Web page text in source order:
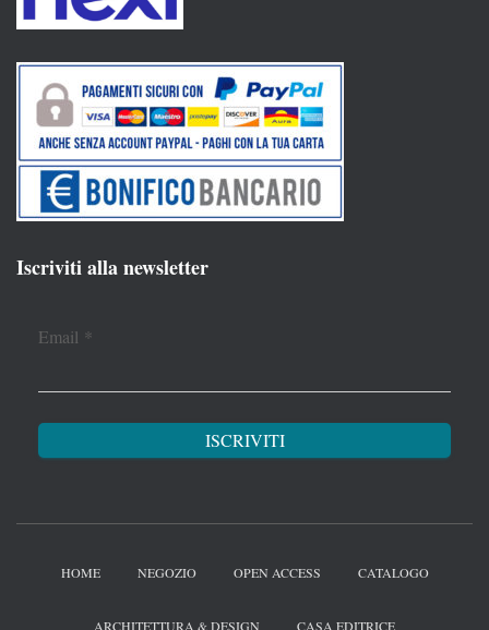
Iscriviti alla newsletter
Email *
HOME NEGOZIO OPEN ACCESS CATALOGO
ARCHITETTURA & DESIGN CASA EDITRICE